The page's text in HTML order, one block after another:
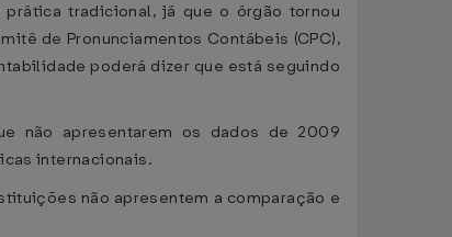
tradicional, já que o órgão tornou
de Pronunciamentos Contábeis (CPC),
poderá dizer que está seguindo
não apresentarem os dados de 2009
internacionais.
não apresentem a comparação e